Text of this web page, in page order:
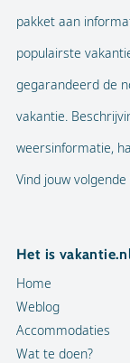
pakket aan
populairste
gegarandeerd de
vakantie.
weersinformatie,
Vind jouw
Het is
Home
Weblog
Accommodaties
Wat te doen?